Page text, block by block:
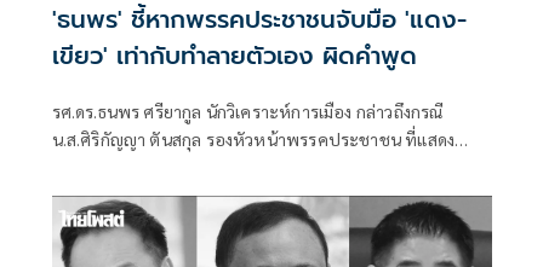
'ธนพร' ชี้หากพรรคประชาชนจับมือ 'แดง-
เขียว' เท่ากับทำลายตัวเอง ผิดคำพูด
รศ.ดร.ธนพร ศรียากูล นักวิเคราะห์การเมือง กล่าวถึงกรณี
น.ส.ศิริกัญญา ตันสกุล รองหัวหน้าพรรคประชาชน ที่แสดง
พรรคภูมิใจไทย ก็จำเป็นต้องพูดคุยกับพรรคประชาชนด้วยว่า